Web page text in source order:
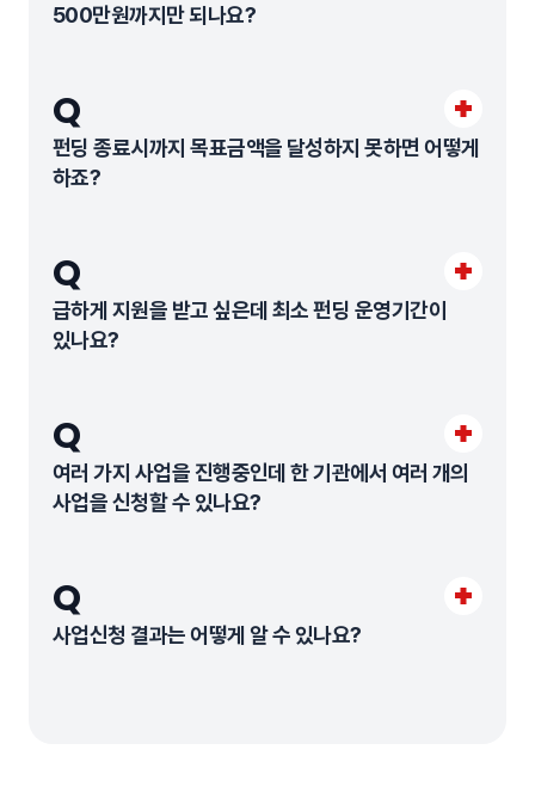
500만원까지만 되나요?
Q
펀딩 종료시까지 목표금액을 달성하지 못하면 어떻게
하죠?
Q
급하게 지원을 받고 싶은데 최소 펀딩 운영기간이
있나요?
Q
여러 가지 사업을 진행중인데 한 기관에서 여러 개의
사업을 신청할 수 있나요?
Q
사업신청 결과는 어떻게 알 수 있나요?